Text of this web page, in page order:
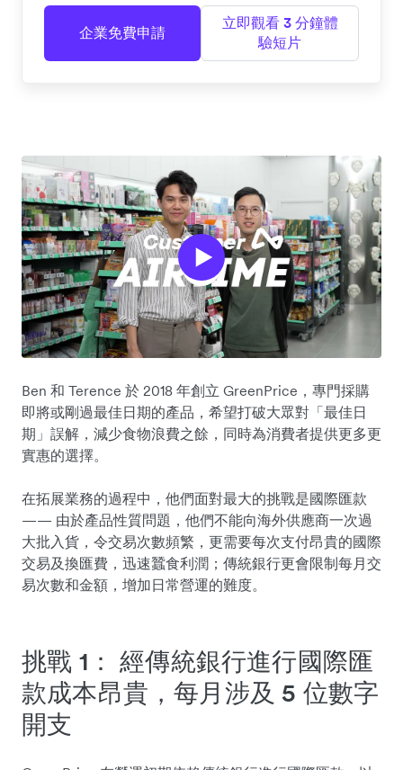
企業免費申請
立即觀看 3 分鐘體
驗短片
Ben 和 Terence 於 2018 年創立 GreenPrice，專門採購
即將或剛過最佳日期的產品，希望打破大眾對「最佳日
期」誤解，減少食物浪費之餘，同時為消費者提供更多更
實惠的選擇。
在拓展業務的過程中，他們面對最大的挑戰是國際匯款
—— 由於產品性質問題，他們不能向海外供應商一次過
大批入貨，令交易次數頻繁，更需要每次支付昂貴的國際
交易及換匯費，迅速蠶食利潤；傳統銀行更會限制每月交
易次數和金額，增加日常營運的難度。
挑戰 1： 經傳統銀行進行國際匯
款成本昂貴，每月涉及 5 位數字
開支